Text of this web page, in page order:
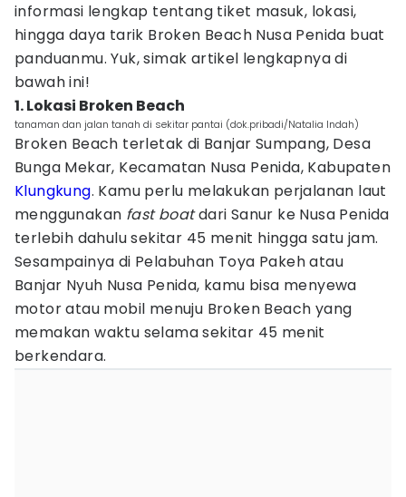
informasi lengkap tentang tiket masuk, lokasi,
hingga daya tarik Broken Beach Nusa Penida buat
panduanmu. Yuk, simak artikel lengkapnya di
bawah ini!
1. Lokasi Broken Beach
tanaman dan jalan tanah di sekitar pantai (dok.pribadi/Natalia Indah)
Broken Beach terletak di Banjar Sumpang, Desa
Bunga Mekar, Kecamatan Nusa Penida, Kabupaten
Klungkung. Kamu perlu melakukan perjalanan laut
menggunakan fast boatdari Sanur ke Nusa Penida
terlebih dahulu sekitar 45 menit hingga satu jam.
Sesampainya di Pelabuhan Toya Pakeh atau
Banjar Nyuh Nusa Penida, kamu bisa menyewa
motor atau mobil menuju Broken Beach yang
memakan waktu selama sekitar 45 menit
berkendara.